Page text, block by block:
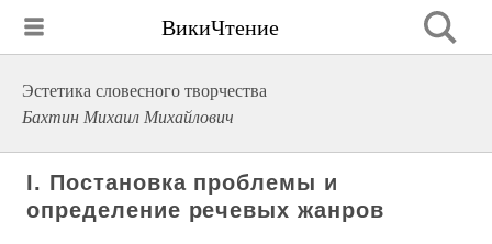
ВикиЧтение
Эстетика словесного творчества
Бахтин Михаил Михайлович
I. Постановка проблемы и
определение речевых жанров